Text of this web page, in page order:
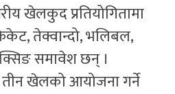
खेलकुद प्रतियोगितामा
तेक्वान्दो, भलिबल,
समावेश छन् ।
खेलको आयोजना गर्ने